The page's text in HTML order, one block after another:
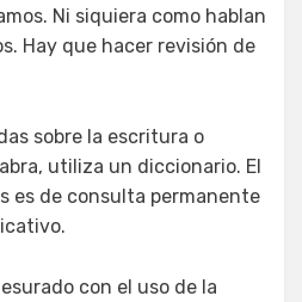
Ni siquiera como hablan
Hay que hacer revisión de
sobre la escritura o
utiliza un diccionario. El
es de consulta permanente
con el uso de la